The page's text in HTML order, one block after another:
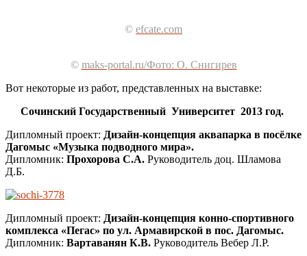
© efcate.com
© maks-portal.ru/Фото: О. Снигирев
Вот некоторые из работ, представленных на выставке:
Сочинский Государственный Университет 2013 год.
Дипломный проект: Дизайн-концепция аквапарка в посёлке
Дагомыс «Музыка подводного мира».
Дипломник: Прохорова С.А. Руководитель доц. Шламова
Д.Б.
Дипломный проект: Дизайн-концепция конно-спортивного
комплекса «Пегас» по ул. Армавирской в пос. Дагомыс.
Дипломник: Вартаванян К.В. Руководитель Вебер Л.Р.